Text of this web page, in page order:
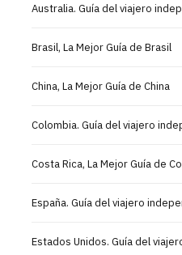
Australia. Guía del viajero
Brasil, La Mejor Guía de Brasil
China, La Mejor Guía de China
Colombia. Guía del viajero
Costa Rica, La Mejor Guía de
España. Guía del viajero
Estados Unidos. Guía del